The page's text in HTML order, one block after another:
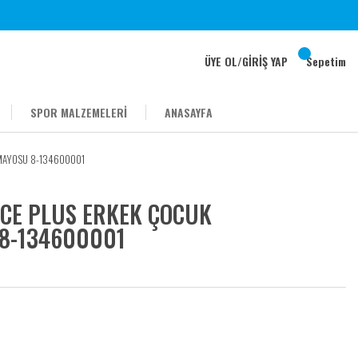
ÜYE OL/GİRİŞ YAP Sepetim
SPOR MALZEMELERİ ANASAYFA
8-134600001
PLUS ERKEK ÇOCUK
134600001